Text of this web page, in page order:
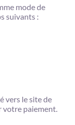
mode de
suivants :
vers le site de
votre paiement.